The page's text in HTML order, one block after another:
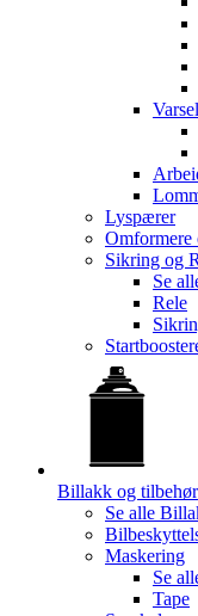
Lyspærer
Omformere
Sikring og
Se
Rele
Billakk og tilbehør
Se alle
Maskering
Se
Tape